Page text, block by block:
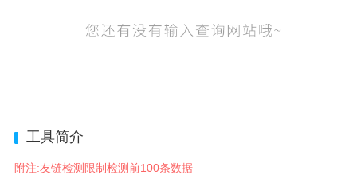
工具简介
附注:友链检测限制检测前100条数据